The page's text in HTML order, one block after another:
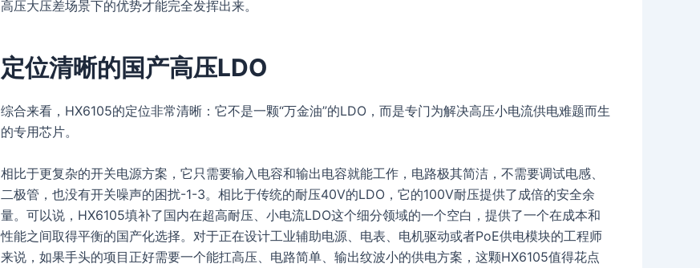
高压大压差场景下的优势才能完全发挥出来。
定位清晰的国产高压LDO
综合来看，HX6105的定位非常清晰：它不是一颗“万金油”的LDO，而是专门为解决高压小电流供电难题而生
的专用芯片。
相比于更复杂的开关电源方案，它只需要输入电容和输出电容就能工作，电路极其简洁，不需要调试电感、
二极管，也没有开关噪声的困扰-1-3。相比于传统的耐压40V的LDO，它的100V耐压提供了成倍的安全余
量。可以说，HX6105填补了国内在超高耐压、小电流LDO这个细分领域的一个空白，提供了一个在成本和
性能之间取得平衡的国产化选择。对于正在设计工业辅助电源、电表、电机驱动或者PoE供电模块的工程师
来说，如果手头的项目正好需要一个能扛高压、电路简单、输出纹波小的供电方案，这颗HX6105值得花点